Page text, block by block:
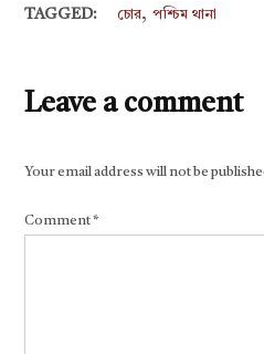
TAGGED: চোর,পশ্চিম থানা
Leave a comment
Your email address will not be
Comment*